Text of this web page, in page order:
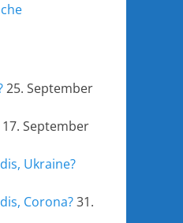
25. September
17. September
Ukraine?
Corona?31.